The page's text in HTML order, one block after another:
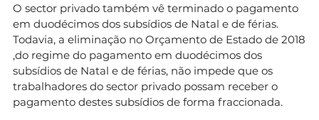
O sector privado também vê terminado o pagamento
em duodécimos dos subsídios de Natal e de férias.
Todavia, a eliminação no Orçamento de Estado de 2018
,do regime do pagamento em duodécimos dos
subsídios de Natal e de férias, não impede que os
trabalhadores do sector privado possam receber o
pagamento destes subsídios de forma fraccionada.